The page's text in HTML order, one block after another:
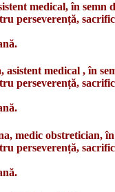
medical, în semn
perseverență,
medical , în
perseverență,
medic obstretician, în
perseverență,